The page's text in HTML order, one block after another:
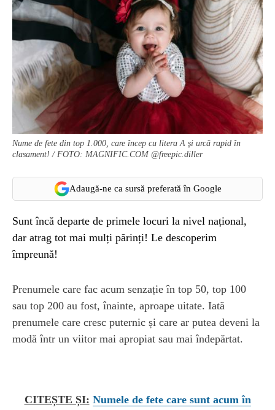
Nume de fete din top 1.000, care încep cu litera A și urcă rapid în
clasament! / FOTO: MAGNIFIC.COM @freepic.diller
Adaugă-ne ca sursă preferată în Google
Sunt încă departe de primele locuri la nivel național,
dar atrag tot mai mulți părinți! Le descoperim
împreună!
Prenumele care fac acum senzație în top 50, top 100
sau top 200 au fost, înainte, aproape uitate. Iată
prenumele care cresc puternic și care ar putea deveni la
modă într un viitor mai apropiat sau mai îndepărtat.
CITEȘTE ȘI: Numele de fete care sunt acum în